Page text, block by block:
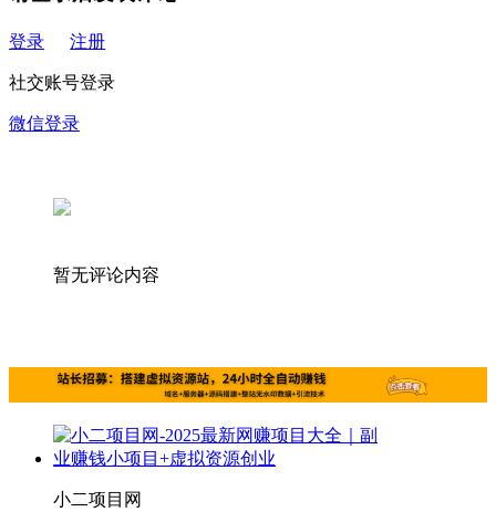
登录 注册
社交账号登录
微信登录
暂无评论内容
小二项目网